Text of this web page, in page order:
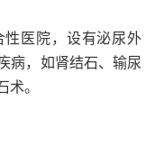
医院，设有泌尿外
病，如肾结石、输尿
。